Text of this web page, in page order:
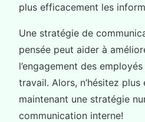
plus efficacement les
Une stratégie de
pensée peut aider à
l’engagement des
travail. Alors, n’hésitez
maintenant une stratégie
communication interne!